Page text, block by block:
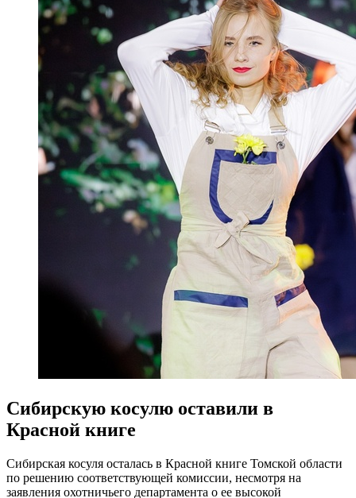
Сибирскую косулю оставили в
Красной книге
Сибирская косуля осталась в Красной книге Томской области
по решению соответствующей комиссии, несмотря на
заявления охотничьего департамента о ее высокой